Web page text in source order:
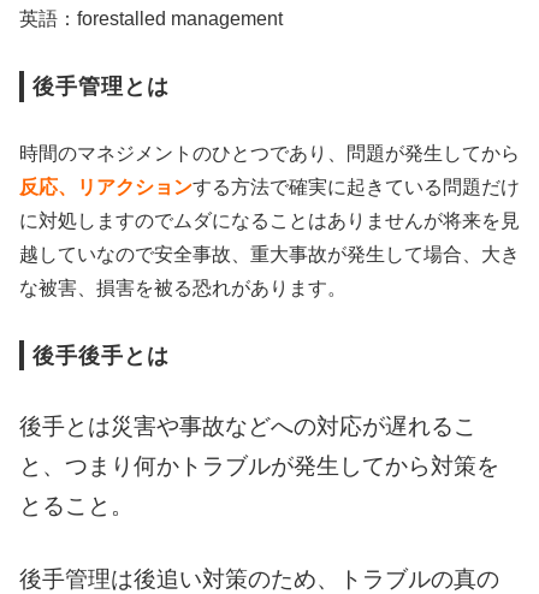
英語：forestalled management
後手管理とは
時間のマネジメントのひとつであり、問題が発生してから
反応、リアクションする方法で確実に起きている問題だけ
に対処しますのでムダになることはありませんが将来を見
越していなので安全事故、重大事故が発生して場合、大き
な被害、損害を被る恐れがあります。
後手後手とは
後手とは災害や事故などへの対応が遅れるこ
と、つまり何かトラブルが発生してから対策を
とること。
後手管理は後追い対策のため、トラブルの真の